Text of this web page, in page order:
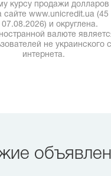
курсу продажи
сайте www.unicredit.ua (45
07.08.2026) и округлена.
валюте
не украинского
интернета.